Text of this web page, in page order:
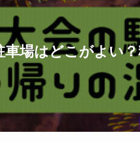
車場はどこがよい